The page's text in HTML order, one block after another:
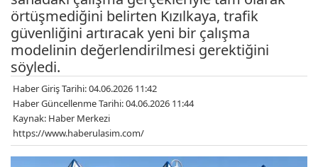
örtüşmediğini belirten Kızılkaya, trafik
güvenliğini artıracak yeni bir çalışma
modelinin değerlendirilmesi gerektiğini
söyledi.
Haber Giriş Tarihi: 04.06.2026 11:42
Haber Güncellenme Tarihi: 04.06.2026 11:44
Kaynak: Haber Merkezi
https://www.haberulasim.com/